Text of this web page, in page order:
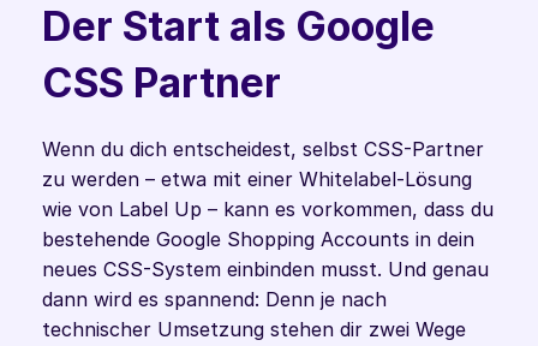
Der Start als Google
CSS Partner
Wenn du dich entscheidest, selbst CSS-Partner
zu werden – etwa mit einer Whitelabel-Lösung
wie von Label Up – kann es vorkommen, dass du
bestehende Google Shopping Accounts in dein
neues CSS-System einbinden musst. Und genau
dann wird es spannend: Denn je nach
technischer Umsetzung stehen dir zwei Wege